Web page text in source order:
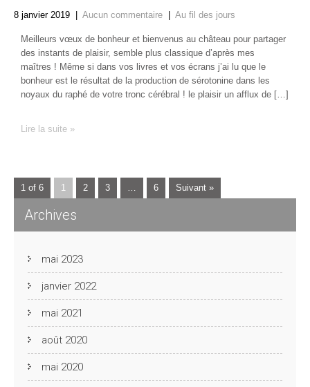
8 janvier 2019 Aucun commentaire Au fil des jours
Meilleurs vœux de bonheur et bienvenus au château pour partager
des instants de plaisir, semble plus classique d’après mes
maîtres ! Même si dans vos livres et vos écrans j’ai lu que le
bonheur est le résultat de la production de sérotonine dans les
noyaux du raphé de votre tronc cérébral ! le plaisir un afflux de […]
Lire la suite »
1 of 6 1 2 3 … 6 Suivant »
Archives
mai 2023
janvier 2022
mai 2021
août 2020
mai 2020